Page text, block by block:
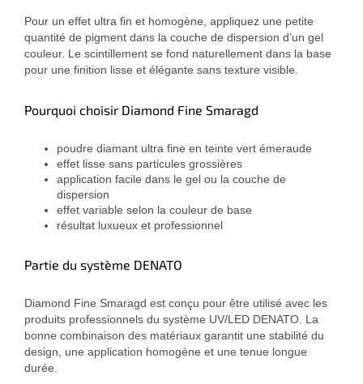
Pour un effet ultra fin et homogène, appliquez une petite
quantité de pigment dans la couche de dispersion d’un gel
couleur. Le scintillement se fond naturellement dans la base
pour une finition lisse et élégante sans texture visible.
Pourquoi choisir Diamond Fine Smaragd
poudre diamant ultra fine en teinte vert émeraude
effet lisse sans particules grossières
application facile dans le gel ou la couche de
dispersion
effet variable selon la couleur de base
résultat luxueux et professionnel
Partie du système DENATO
Diamond Fine Smaragd est conçu pour être utilisé avec les
produits professionnels du système UV/LED DENATO. La
bonne combinaison des matériaux garantit une stabilité du
design, une application homogène et une tenue longue
durée.